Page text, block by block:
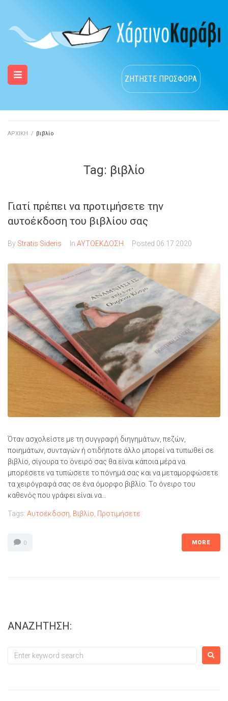
ΖΗΤΗΣΤΕ ΠΡΟΣΦΟΡΑ
ΑΡΧΙΚΗ / βιβλίο
Tag: βιβλίο
Γιατί πρέπει να προτιμήσετε την
αυτοέκδοση του βιβλίου σας
By Stratis Sideris In ΑΥΤΟΕΚΔΟΣΗ Posted 06.17.2020
Όταν ασχολείστε με τη συγγραφή διηγημάτων, πεζών,
ποιημάτων, συνταγών ή οτιδήποτε άλλο μπορεί να τυπωθεί σε
βιβλίο, σίγουρα το όνειρό σας θα είναι κάποια μέρα να
μπορέσετε να τυπώσετε το πόνημά σας και να μεταμορφώσετε
τα χειρόγραφά σας σε ένα όμορφο βιβλίο. Το όνειρο του
καθενός που γράφει είναι να...
Tags: Αυτοέκδοση, Βιβλίο, Προτιμήσετε
0 MORE
ΑΝΑΖΗΤΗΣΗ: